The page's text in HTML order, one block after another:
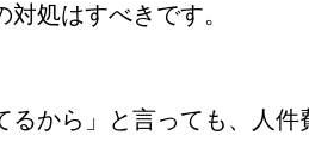
処はすべきです。
るから」と言っても、人